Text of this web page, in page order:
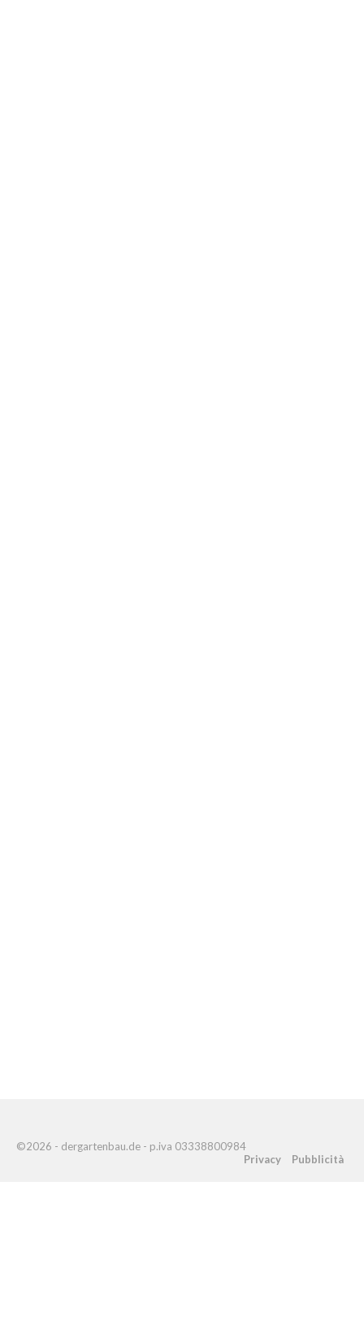
©2026 - dergartenbau.de - p.iva 03338800984
Privacy
Pubblicità